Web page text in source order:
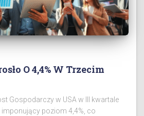
O 4,4% W Trzecim
Gospodarczy w USA w III kwartale
imponujący poziom 4,4%, co